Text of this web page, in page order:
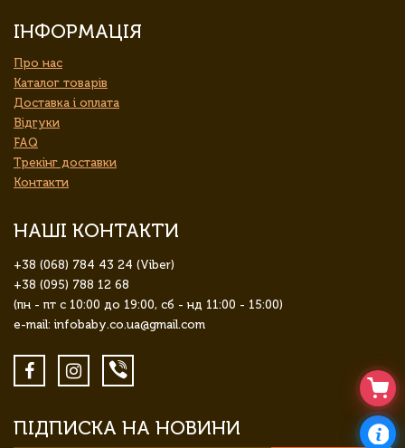
ІНФОРМАЦІЯ
Про нас
Каталог товарів
Доставка і оплата
Відгуки
FAQ
Трекінг доставки
Контакти
НАШІ КОНТАКТИ
+38 (068) 784 43 24 (Viber)
+38 (095) 788 12 68
(пн - пт с 10:00 до 19:00, сб - нд 11:00 - 15:00)
e-mail: infobaby.co.ua@gmail.com
ПІДПИСКА НА НОВИНИ